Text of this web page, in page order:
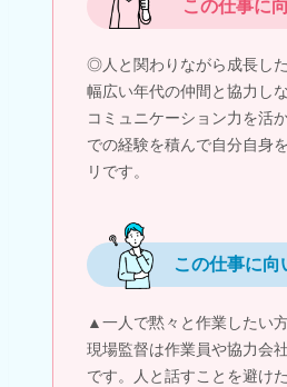
この仕事に
◎人と関わりながら成長し
幅広い年代の仲間と協力し
コミュニケーション力を活
での経験を積んで自分自身
リです。
この仕事に向
▲一人で黙々と作業したい
現場監督は作業員や協力会
です。人と話すことを避け